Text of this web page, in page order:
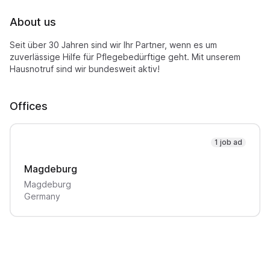
About us
Seit über 30 Jahren sind wir Ihr Partner, wenn es um
zuverlässige Hilfe für Pflegebedürftige geht. Mit unserem
Hausnotruf sind wir bundesweit aktiv!
Offices
1 job ad
Magdeburg
Magdeburg
Germany